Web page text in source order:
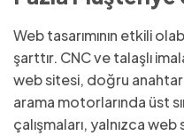
Web tasarımının etkili
şarttır. CNC ve talaşlı
web sitesi, doğru
arama motorlarında üst
çalışmaları, yalnızca